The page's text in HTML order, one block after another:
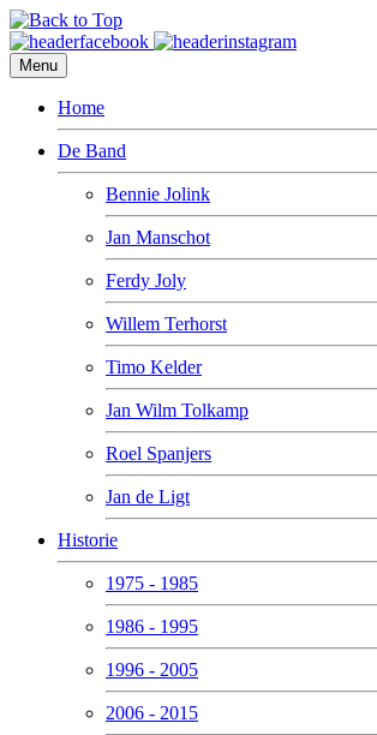
Menu
Home
De Band
Bennie Jolink
Jan Manschot
Ferdy Joly
Willem Terhorst
Timo Kelder
Jan Wilm Tolkamp
Roel Spanjers
Jan de Ligt
Historie
1975 - 1985
1986 - 1995
1996 - 2005
2006 - 2015